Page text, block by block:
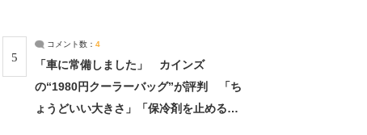
5
コメント数： 4
「車に常備しました」 カインズ
の“1980円クーラーバッグ”が評判 「ち
ょうどいい大きさ」「保冷剤を止めるベ